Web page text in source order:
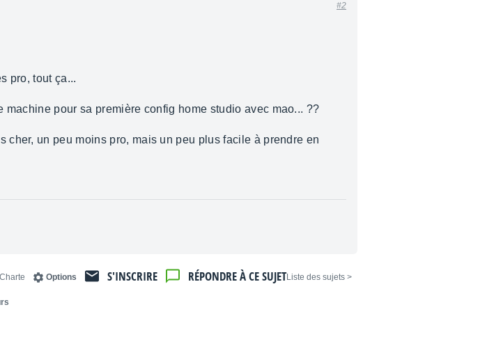
#2
pro, tout ça...
pour sa première config home studio avec mao... ??
cher, un peu moins pro, mais un peu plus facile à prendre en
< Liste des sujets
RÉPONDRE À CE SUJET
S'INSCRIRE
Options
Charte